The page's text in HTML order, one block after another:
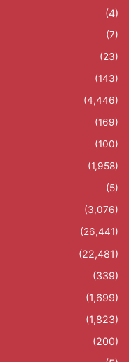
(4)
(7)
(23)
(143)
(4,446)
(169)
(100)
(1,958)
(5)
(3,076)
(26,441)
(22,481)
(339)
(1,699)
(1,823)
(200)